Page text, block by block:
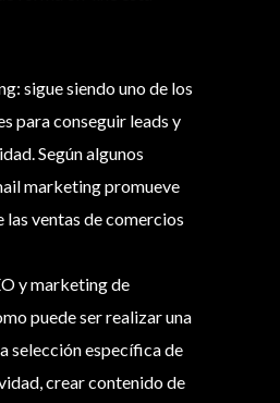
sigue siendo uno de los
para conseguir leads y
Según algunos
marketing promueve
las ventas de comercios
y marketing de
puede ser realizar una
selección específica de
crear contenido de